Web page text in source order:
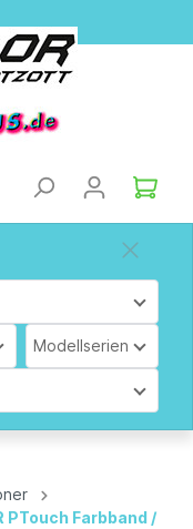
Modellserien
PTouch Farbband /